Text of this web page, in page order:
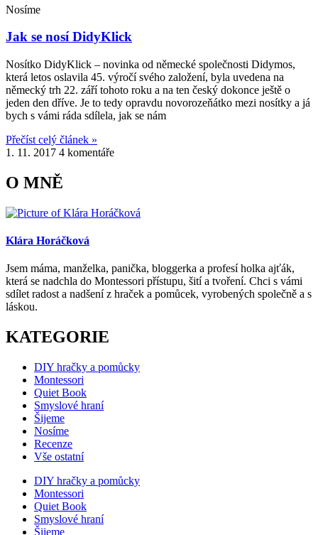
Nosíme
Jak se nosí DidyKlick
Nosítko DidyKlick – novinka od německé společnosti Didymos,
která letos oslavila 45. výročí svého založení, byla uvedena na
německý trh 22. září tohoto roku a na ten český dokonce ještě o
jeden den dříve. Je to tedy opravdu novorozeňátko mezi nosítky a já
bych s vámi ráda sdílela, jak se nám
Přečíst celý článek »
1. 11. 2017 4 komentáře
O MNĚ
Klára Horáčková
Jsem máma, manželka, panička, bloggerka a profesí holka ajťák,
která se nadchla do Montessori přístupu, šití a tvoření. Chci s vámi
sdílet radost a nadšení z hraček a pomůcek, vyrobených společně a s
láskou.
KATEGORIE
DIY hračky a pomůcky
Montessori
Quiet Book
Smyslové hraní
Šijeme
Nosíme
Recenze
Vše ostatní
DIY hračky a pomůcky
Montessori
Quiet Book
Smyslové hraní
Šijeme